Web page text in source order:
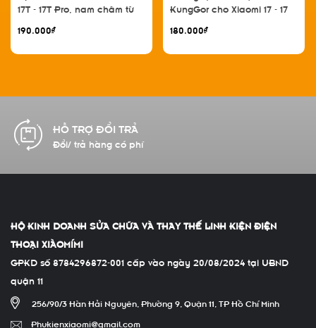
17T - 17T Pro, nam châm từ
190.000₫
KungGor cho Xiaomi 17 - 17
không viền đen bộ 2 miếng
180.000₫
CAM KẾT CHẤT LƯỢNG
Hàng chính hãng 100%
HỘ KINH DOANH SỬA CHỮA VÀ THAY THẾ LINH KIỆN ĐIỆN
THOẠI XIÀOMÍMI
GPKD số 8784296872-001 cấp vào ngày 20/08/2024 tại UBND
quận 11
256/90/3 Hàn Hải Nguyên, Phường 9, Quận 11, TP Hồ Chí Minh
Phukienxiaomi@gmail.com